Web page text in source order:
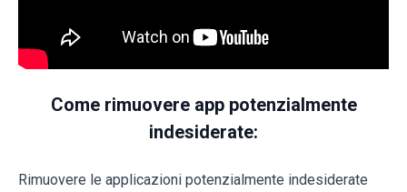
Come rimuovere app potenzialmente
indesiderate:
Rimuovere le applicazioni potenzialmente indesiderate